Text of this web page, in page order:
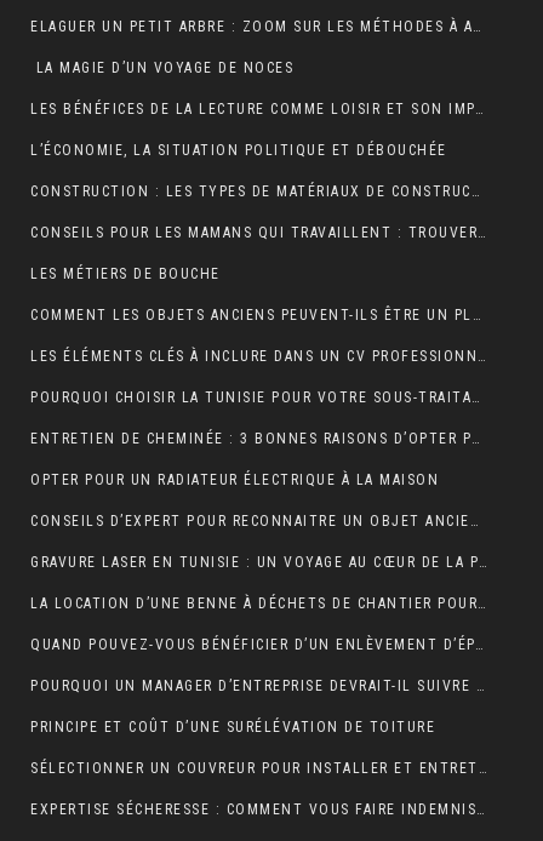
ELAGUER UN PETIT ARBRE : ZOOM SUR LES MÉTHODES À ADOPTER
LA MAGIE D’UN VOYAGE DE NOCES
LES BÉNÉFICES DE LA LECTURE COMME LOISIR ET SON IMPACT SUR LA COGNITION
L’ÉCONOMIE, LA SITUATION POLITIQUE ET DÉBOUCHÉE
CONSTRUCTION : LES TYPES DE MATÉRIAUX DE CONSTRUCTION UTILISÉS
CONSEILS POUR LES MAMANS QUI TRAVAILLENT : TROUVER UN ÉQUILIBRE ENTRE CARRIÈRE ET VIE FAMILIALE
LES MÉTIERS DE BOUCHE
COMMENT LES OBJETS ANCIENS PEUVENT-ILS ÊTRE UN PLACEMENT FINANCIER INTELLIGENT ?
LES ÉLÉMENTS CLÉS À INCLURE DANS UN CV PROFESSIONNEL POUR ATTIRER LES RECRUTEURS
POURQUOI CHOISIR LA TUNISIE POUR VOTRE SOUS-TRAITANCE INDUSTRIELLE?
ENTRETIEN DE CHEMINÉE : 3 BONNES RAISONS D’OPTER POUR LE RAMONAGE MÉCANIQUE
OPTER POUR UN RADIATEUR ÉLECTRIQUE À LA MAISON
CONSEILS D’EXPERT POUR RECONNAITRE UN OBJET ANCIEN AUTHENTIQUE
GRAVURE LASER EN TUNISIE : UN VOYAGE AU CŒUR DE LA PERSONNALISATION
LA LOCATION D’UNE BENNE À DÉCHETS DE CHANTIER POUR UNE ENTREPRISE
QUAND POUVEZ-VOUS BÉNÉFICIER D’UN ENLÈVEMENT D’ÉPAVE GRATUIT EN FRANCE ? : GUIDE COMPLET
POURQUOI UN MANAGER D’ENTREPRISE DEVRAIT-IL SUIVRE UNE FORMATION EN COMMUNICATION ?
PRINCIPE ET COÛT D’UNE SURÉLÉVATION DE TOITURE
SÉLECTIONNER UN COUVREUR POUR INSTALLER ET ENTRETENIR VOTRE TOIT
EXPERTISE SÉCHERESSE : COMMENT VOUS FAIRE INDEMNISER PAR VOTRE ASSURANCE HABITATION ?